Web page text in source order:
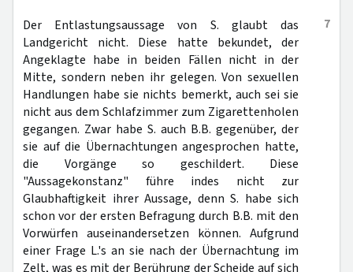
7
Der Entlastungsaussage von S. glaubt das
Landgericht nicht. Diese hatte bekundet, der
Angeklagte habe in beiden Fällen nicht in der
Mitte, sondern neben ihr gelegen. Von sexuellen
Handlungen habe sie nichts bemerkt, auch sei sie
nicht aus dem Schlafzimmer zum Zigarettenholen
gegangen. Zwar habe S. auch B.B. gegenüber, der
sie auf die Übernachtungen angesprochen hatte,
die Vorgänge so geschildert. Diese
"Aussagekonstanz" führe indes nicht zur
Glaubhaftigkeit ihrer Aussage, denn S. habe sich
schon vor der ersten Befragung durch B.B. mit den
Vorwürfen auseinandersetzen können. Aufgrund
einer Frage L.'s an sie nach der Übernachtung im
Zelt, was es mit der Berührung der Scheide auf sich